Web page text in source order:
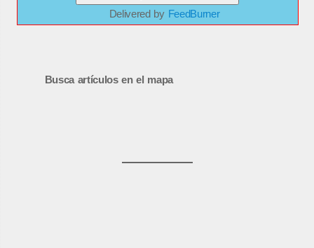
Delivered by FeedBurner
Busca artículos en el mapa